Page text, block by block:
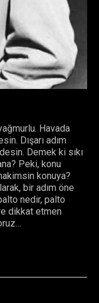
Havada
Dışarı adım
Demek ki sıkı
Peki, konu
konuya?
bir adım öne
nedir, palto
dikkat etmen